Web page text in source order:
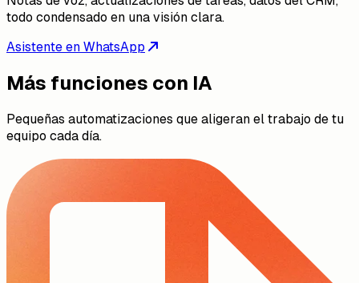
todo condensado en una visión clara.
Asistente en WhatsApp
Más funciones con IA
Pequeñas automatizaciones que aligeran el trabajo de tu
equipo cada día.